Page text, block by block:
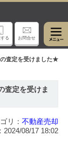
る お問合せ
査定を受けました★
査定を受けま
リ： 不動産売却
2024/08/17 18:02